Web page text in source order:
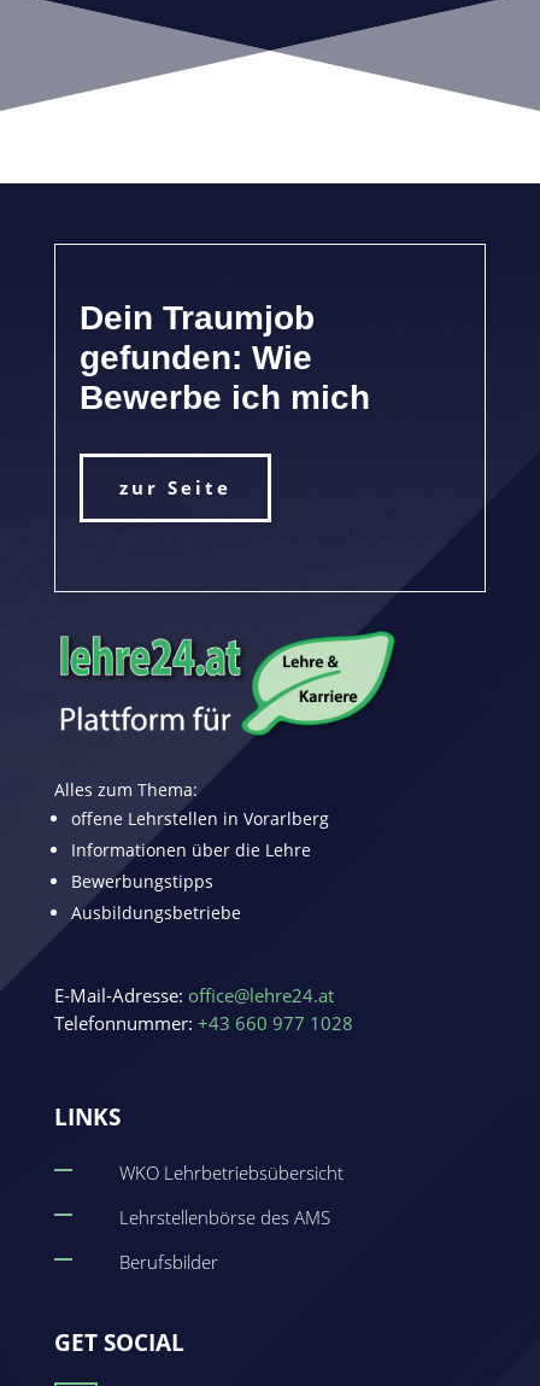
Dein Traumjob
gefunden: Wie
Bewerbe ich mich
zur Seite
Alles zum Thema:
offene Lehrstellen in Vorarlberg
Informationen über die Lehre
Bewerbungstipps
Ausbildungsbetriebe
E-Mail-Adresse: office@lehre24.at
Telefonnummer: +43 660 977 1028
LINKS
WKO Lehrbetriebsübersicht
Lehrstellenbörse des AMS
Berufsbilder
GET SOCIAL